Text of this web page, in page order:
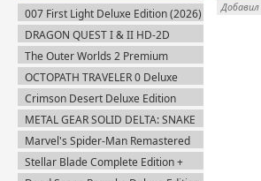
007 First Light Deluxe Edition (2026)
Пиратка
DRAGON QUEST I & II HD-2D
Remake v.1.0.2.0 + Все DLC (2025)
Пиратка
The Outer Worlds 2 Premium
Edition v.1.2.0.1 (2025) Пиратка
OCTOPATH TRAVELER 0 Deluxe
Edition v.1.0.8 (2025) Portable
Crimson Desert Deluxe Edition
v.1.14.0 (2026) Portable
METAL GEAR SOLID DELTA: SNAKE
EATER v.1.2.4 (2025) Пиратка
Marvel's Spider-Man Remastered
v.4.630.0.0 + Все DLC (2022)
Пиратка
Stellar Blade Complete Edition +
Все DLC (2025) Пиратка
Добавил